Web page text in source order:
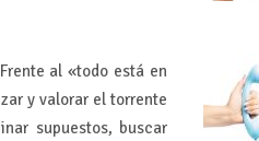
al «todo está en
y valorar el torrente
supuestos, buscar